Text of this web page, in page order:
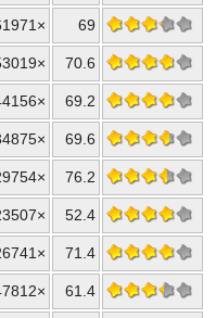
69
70.6
69.2
69.6
76.2
52.4
71.4
61.4